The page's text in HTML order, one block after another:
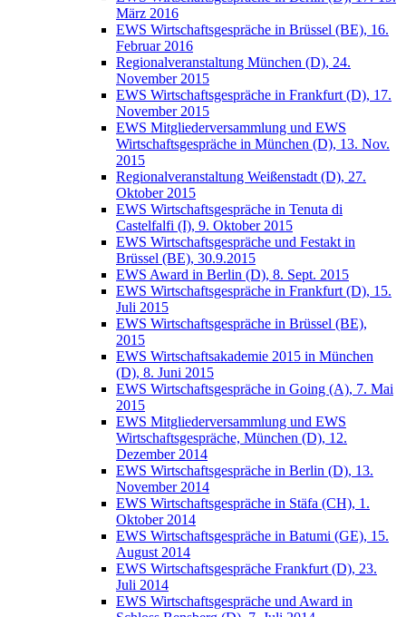
März 2016
EWS Wirtschaftsgespräche in Brüssel (BE), 16.
Februar 2016
Regionalveranstaltung München (D), 24.
November 2015
EWS Wirtschaftsgespräche in Frankfurt (D), 17.
November 2015
EWS Mitgliederversammlung und EWS
Wirtschaftsgespräche in München (D), 13. Nov.
2015
Regionalveranstaltung Weißenstadt (D), 27.
Oktober 2015
EWS Wirtschaftsgespräche in Tenuta di
Castelfalfi (I), 9. Oktober 2015
EWS Wirtschaftsgespräche und Festakt in
Brüssel (BE), 30.9.2015
EWS Award in Berlin (D), 8. Sept. 2015
EWS Wirtschaftsgespräche in Frankfurt (D), 15.
Juli 2015
EWS Wirtschaftsgespräche in Brüssel (BE),
2015
EWS Wirtschaftsakademie 2015 in München
(D), 8. Juni 2015
EWS Wirtschaftsgespräche in Going (A), 7. Mai
2015
EWS Mitgliederversammlung und EWS
Wirtschaftsgespräche, München (D), 12.
Dezember 2014
EWS Wirtschaftsgespräche in Berlin (D), 13.
November 2014
EWS Wirtschaftsgespräche in Stäfa (CH), 1.
Oktober 2014
EWS Wirtschaftsgespräche in Batumi (GE), 15.
August 2014
EWS Wirtschaftsgespräche Frankfurt (D), 23.
Juli 2014
EWS Wirtschaftsgespräche und Award in